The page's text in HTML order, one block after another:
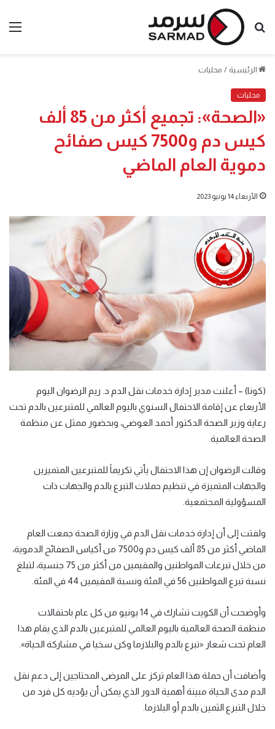
بحث
الرئيسية / محليات
محليات
«الصحة»: تجميع أكثر من 85 ألف
كيس دم و7500 كيس صفائح
دموية العام الماضي
الأربعاء 14 يونيو 2023
(كونا) – أعلنت مدير إدارة خدمات نقل الدم د. ريم الرضوان اليوم
الأربعاء عن إقامة الاحتفال السنوي باليوم العالمي للمتبرعين بالدم تحت
رعاية وزير الصحة الدكتور أحمد العوضي، وبحضور ممثل عن منظمة
الصحة العالمية.
وقالت الرضوان إن هذا الاحتفال يأتي تكريماً للمتبرعين المتميزين
والجهات المتميزة في تنظيم حملات التبرع بالدم والجهات ذات
المسؤولية المجتمعية.
ولفتت إلى أن إدارة خدمات نقل الدم في وزارة الصحة جمعت العام
الماضي أكثر من 85 ألف كيس دم و7500 من أكياس الصفائح الدموية،
من خلال تبرعات المواطنين والمقيمين من أكثر من 75 جنسية، لتبلغ
نسبة تبرع المواطنين 56 في المئة ونسبة المقيمين 44 في المئة.
وأوضحت أن الكويت تشارك في 14 يونيو من كل عام باحتفالات
منظمة الصحة العالمية باليوم العالمي للمتبرعين بالدم الذي يقام هذا
العام تحت شعار «تبرع بالدم والبلازما وكن سخيا في مشاركة الحياة».
وأضافت أن حملة هذا العام تركز على المرضى المحتاجين إلى دعم نقل
الدم مدى الحياة مبينة أهمية الدور الذي يمكن أن يؤديه كل فرد من
خلال التبرع الثمين بالدم أو البلازما.